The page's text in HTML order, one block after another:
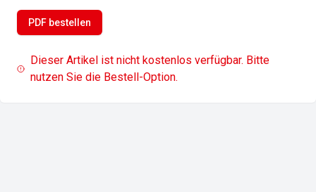
PDF bestellen
Dieser Artikel ist nicht kostenlos verfügbar. Bitte
nutzen Sie die Bestell-Option.